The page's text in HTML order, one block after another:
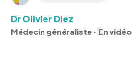
Dr Olivier Diez
Médecin généraliste · En vidéo